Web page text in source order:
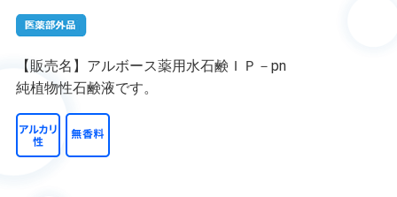
【販売名】アルボース薬用水石鹸ＩＰ－pn
純植物性石鹸液です。